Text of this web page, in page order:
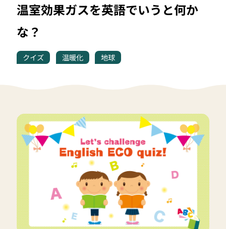
温室効果ガスを英語でいうと何か
な？
クイズ 温暖化 地球